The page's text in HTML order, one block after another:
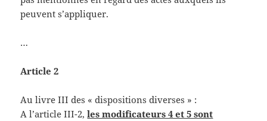
peuvent s’appliquer.
…
Article 2
Au livre III des « dispositions diverses » :
A l’article III-2,les modificateurs 4 et 5 sont